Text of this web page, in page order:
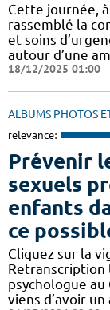
Cette journée,
rassemblé la
et soins
autour d’une
18/12/2025 01:00
ALBUMS PHOTOS
relevance:
Prévenir
sexuels
enfants
ce
Cliquez sur la
Retranscription
psychologue au
viens d’avoir